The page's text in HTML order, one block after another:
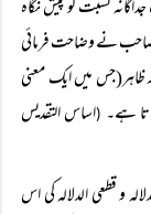
نسبت کو پیش نگاہ
صاحب نے وضاحت فرمائی
میں ایک معنی
ہے۔ (اساس التقدیس
و قطعی الدلالہ کی اس